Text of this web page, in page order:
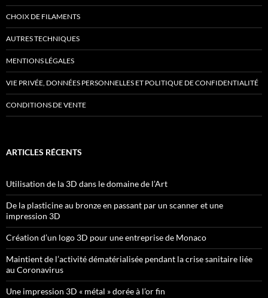
CHOIX DE FILAMENTS
AUTRES TECHNIQUES
MENTIONS LÉGALES
VIE PRIVÉE, DONNÉES PERSONNELLES ET POLITIQUE DE CONFIDENTIALITÉ
CONDITIONS DE VENTE
ARTICLES RÉCENTS
Utilisation de la 3D dans le domaine de l’Art
De la plasticine au bronze en passant par un scanner et une
impression 3D
Création d’un logo 3D pour une entreprise de Monaco
Maintient de l’activité dématérialisée pendant la crise sanitaire liée
au Coronavirus
Une impression 3D « métal » dorée à l’or fin